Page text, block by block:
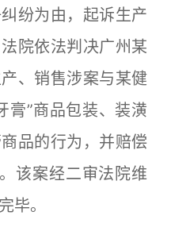
纷为由，起诉生产
院依法判决广州某
、销售涉案与某健
膏”商品包装、装潢
品的行为，并赔偿
该案经二审法院维
毕。